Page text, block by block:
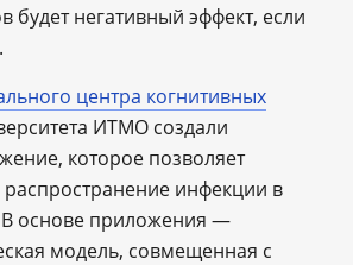
будет негативный эффект, если
центра когнитивных
ИТМО создали
которое позволяет
инфекции в
В основе приложения —
модель, совмещенная с